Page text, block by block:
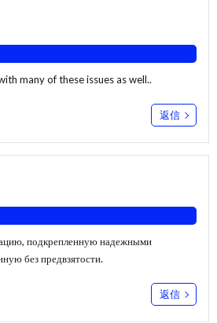
many of these issues as well..
返信
подкрепленную надежными
без предвзятости.
返信